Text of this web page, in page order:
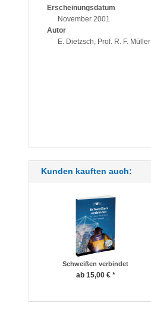
Erscheinungsdatum
November 2001
Autor
E. Dietzsch, Prof. R. F. Müller
Kunden kauften auch:
Schweißen verbindet
ab 15,00 € *